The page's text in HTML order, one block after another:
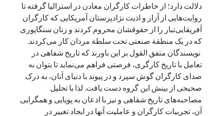
دلالت دارد؛ از خاطرات کارگران معادن در استرالیا گرفته تا
روایت‌هایی از آزار و اذیت نژادپرستان آمریکایی که کارگران
آفریقایی‌تبار را از حقوقشان محروم کردند و زنان سنگاپوری
که در یک منطقة صنعتی تحت سلطة مردان کار می‌کردند.
نویسندگان متفق‌ القول بر این باورند که تاریخ شفاهی در
تعامل با تاریخ کارگری، فرصتی فراهم می‌نماید تا بتوان به
صدای کارگران گوش سپرد و در پیوند با دنیای آنان، به درک
صحیحی از بینش‌ این گروه دست یافت. لذا با تحلیل
مصاحبه‌های تاریخ شفاهی و نیز با اذعان به پویایی و همگرایی
آن، تجربیات کارگران و عاملیت آنها در ایجاد تغییر در